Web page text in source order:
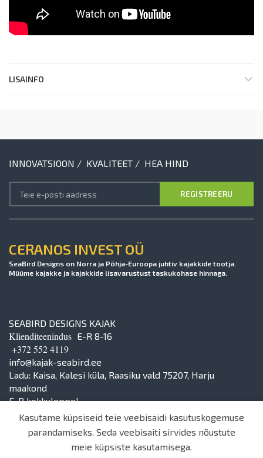
LISAINFO
INNOVATSIOON / KVALITEET / HEA HIND
CERANOS INVEST OÜ
SeaBird Designs on Norra ja Põhja-Euroopa juhtiv kajakkide tootja.
Müüme kajakke ja kajakkide lisavarustust taskukohase hinnaga.
SEABIRD DESIGNS KAJAK
Klienditeenindus E-R 8-16
+372 552 4119
info@kajak-seabird.ee
Ladu: Kaisa, Kalesi küla, Raasiku vald 75207, Harju
maakond
E-R kokkuleppel
© 2024 | Ceranos Invest OÜ
Kasutame küpsiseid teie veebisaidi kasutuskogemuse
parandamiseks. Seda veebisaiti sirvides nõustute
meie küpsiste kasutamisega.